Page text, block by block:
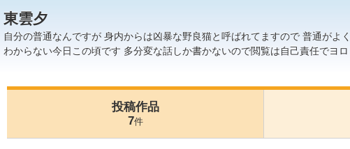
東雲夕
自分の普通なんですが 身内からは凶暴な野良猫と呼ばれてますので 普通がよく
わからない今日この頃です 多分変な話しか書かないので閲覧は自己責任でヨロ
投稿作品
7件